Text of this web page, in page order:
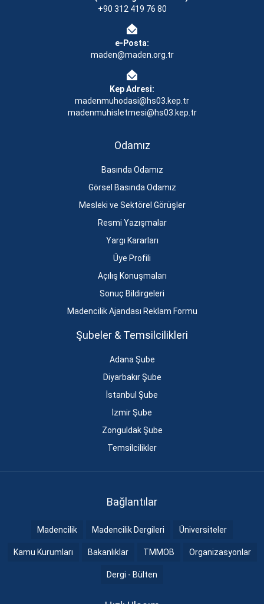
+90 312 419 76 80
e-Posta:
maden@maden.org.tr
Kep Adresi:
madenmuhodasi@hs03.kep.tr
madenmuhisletmesi@hs03.kep.tr
Odamız
Basında Odamız
Görsel Basında Odamız
Mesleki ve Sektörel Görüşler
Resmi Yazışmalar
Yargı Kararları
Üye Profili
Açılış Konuşmaları
Sonuç Bildirgeleri
Madencilik Ajandası Reklam Formu
Şubeler & Temsilcilikleri
Adana Şube
Diyarbakır Şube
İstanbul Şube
İzmir Şube
Zonguldak Şube
Temsilcilikler
Bağlantılar
Madencilik Madencilik Dergileri Üniversiteler
Kamu Kurumları Bakanlıklar TMMOB Organizasyonlar
Dergi - Bülten